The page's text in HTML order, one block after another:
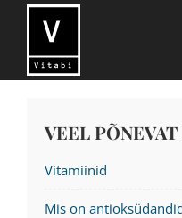
VEEL
Vitamiinid
Mis on